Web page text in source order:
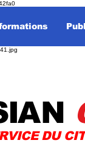
AN
DU